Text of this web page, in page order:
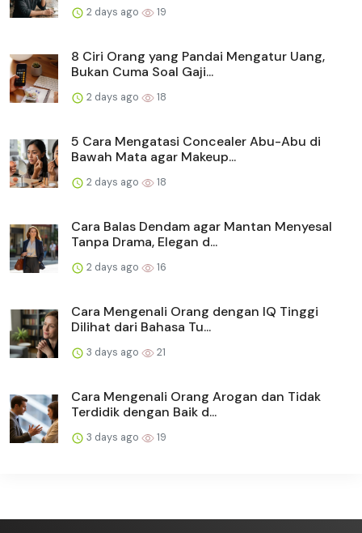
2 days ago 19
8 Ciri Orang yang Pandai Mengatur Uang,
Bukan Cuma Soal Gaji...
2 days ago 18
5 Cara Mengatasi Concealer Abu-Abu di
Bawah Mata agar Makeup...
2 days ago 18
Cara Balas Dendam agar Mantan Menyesal
Tanpa Drama, Elegan d...
2 days ago 16
Cara Mengenali Orang dengan IQ Tinggi
Dilihat dari Bahasa Tu...
3 days ago 21
Cara Mengenali Orang Arogan dan Tidak
Terdidik dengan Baik d...
3 days ago 19